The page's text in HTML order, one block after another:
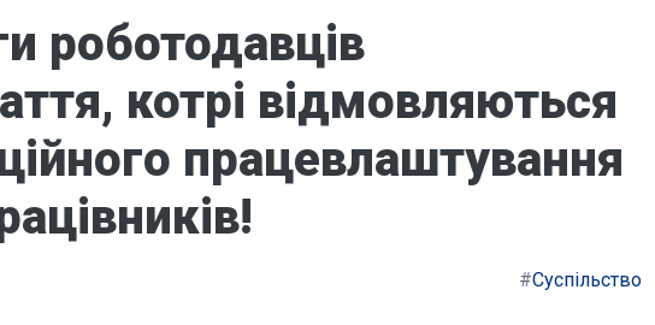
роботодавців
котрі відмовляються
працевлаштування
#Суспільство